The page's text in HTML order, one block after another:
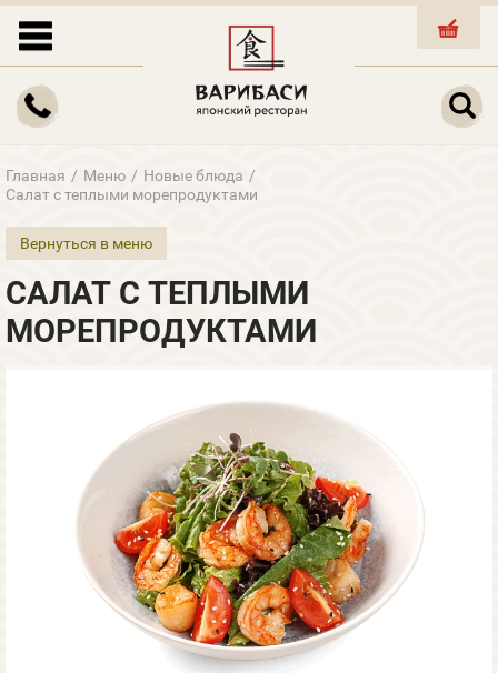
КОРЗИНА
Главная / Меню / Новые блюда /
Салат с теплыми морепродуктами
Вернуться в меню
САЛАТ С ТЕПЛЫМИ
МОРЕПРОДУКТАМИ